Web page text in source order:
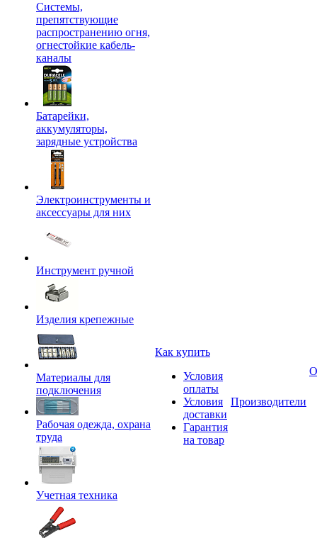
Системы,
препятствующие
распространению огня,
огнестойкие кабель-
каналы
Батарейки,
аккумуляторы,
зарядные устройства
Электроинструменты и
аксессуары для них
Инструмент ручной
Изделия крепежные
Материалы для
подключения
Рабочая одежда, охрана
труда
Учетная техника
Как купить
Условия
оплаты
Условия
доставки
Гарантия
на товар
Производители